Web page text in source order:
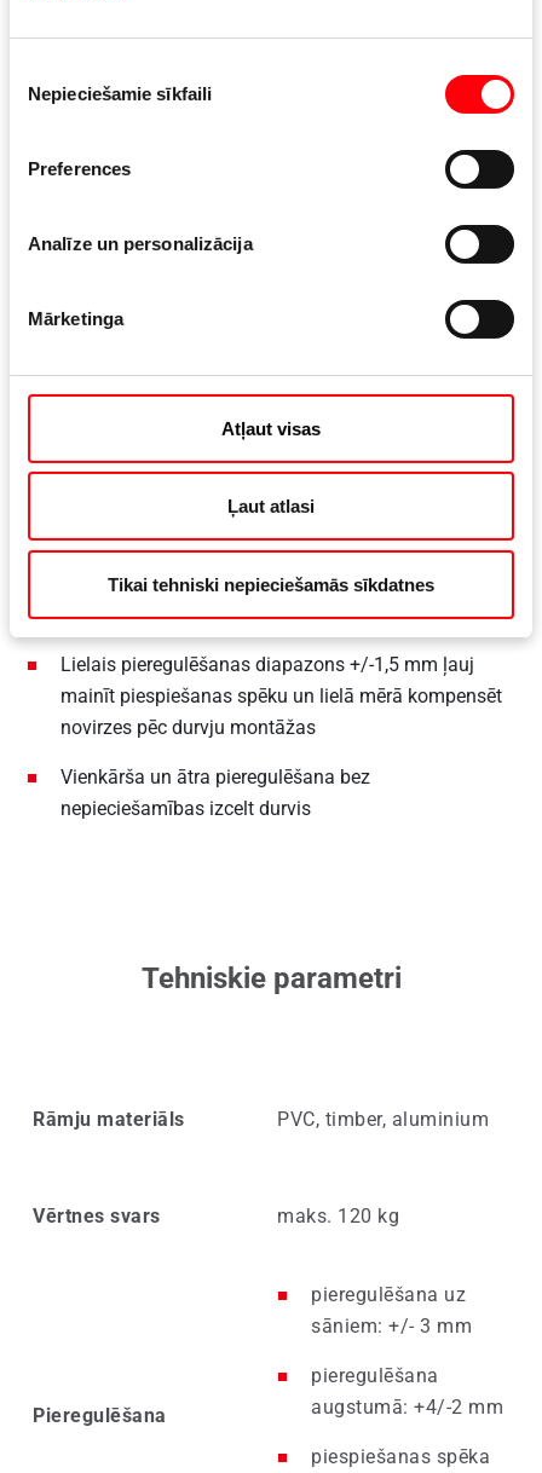
izvēle
Nepieciešamie sīkfaili
Preferences
Analīze un personalizācija
Mārketinga
Atļaut visas
Ļaut atlasi
Tikai tehniski nepieciešamās sīkdatnes
vērtnes atvieglo montāžu
Samazināts darbietilpīgums, pateicoties tam, ka
Montāžu atvieglo urbšanas šabloni
Ērta durvju vērtnes iekarināšana un izcelšana arī
zemas durvju pārsedzes gadījumā
Pieregulēšana
Eņģē integrēts regulēšanas mehānisms sāniskā
novietojuma, augstuma un piespiešanas spēka
Lielais pieregulēšanas diapazons +/-1,5 mm ļauj
mainīt piespiešanas spēku un lielā mērā kompensēt
novirzes pēc durvju montāžas
Vienkārša un ātra pieregulēšana bez
nepieciešamības izcelt durvis
Tehniskie parametri
Rāmju materiāls PVC, timber, aluminium
Vērtnes svars maks. 120 kg
Pieregulēšana
pieregulēšana uz
sāniem: +/- 3 mm
pieregulēšana
augstumā: +4/-2 mm
piespiešanas spēka